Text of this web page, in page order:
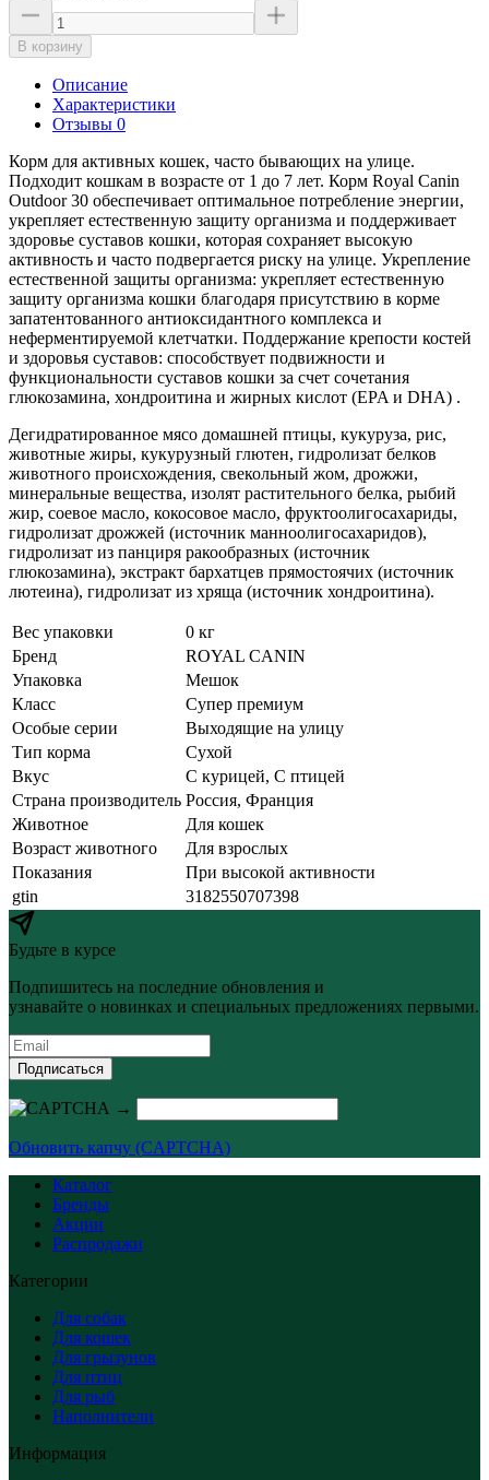
В корзину
Описание
Характеристики
Отзывы 0
Корм для активных кошек, часто бывающих на улице.
Подходит кошкам в возрасте от 1 до 7 лет. Корм Royal Canin
Outdoor 30 обеспечивает оптимальное потребление энергии,
укрепляет естественную защиту организма и поддерживает
здоровье суставов кошки, которая сохраняет высокую
активность и часто подвергается риску на улице. Укрепление
естественной защиты организма: укрепляет естественную
защиту организма кошки благодаря присутствию в корме
запатентованного антиоксидантного комплекса и
неферментируемой клетчатки. Поддержание крепости костей
и здоровья суставов: способствует подвижности и
функциональности суставов кошки за счет сочетания
глюкозамина, хондроитина и жирных кислот (EPA и DHA) .
Дегидратированное мясо домашней птицы, кукуруза, рис,
животные жиры, кукурузный глютен, гидролизат белков
животного происхождения, свекольный жом, дрожжи,
минеральные вещества, изолят растительного белка, рыбий
жир, соевое масло, кокосовое масло, фруктоолигосахариды,
гидролизат дрожжей (источник манноолигосахаридов),
гидролизат из панциря ракообразных (источник
глюкозамина), экстракт бархатцев прямостоячих (источник
лютеина), гидролизат из хряща (источник хондроитина).
Вес упаковки
0 кг
Бренд
ROYAL CANIN
Упаковка
Мешок
Класс
Супер премиум
Особые серии
Выходящие на улицу
Тип корма
Сухой
Вкус
С курицей, С птицей
Страна производитель Россия, Франция
Животное
Для кошек
Возраст животного
Для взрослых
Показания
При высокой активности
gtin
3182550707398
Будьте в курсе
Подпишитесь на последние обновления и
узнавайте о новинках и специальных предложениях первыми.
Подписаться
→
Обновить капчу (CAPTCHA)
Каталог
Бренды
Акции
Распродажи
Категории
Для собак
Для кошек
Для грызунов
Для птиц
Для рыб
Наполнители
Информация